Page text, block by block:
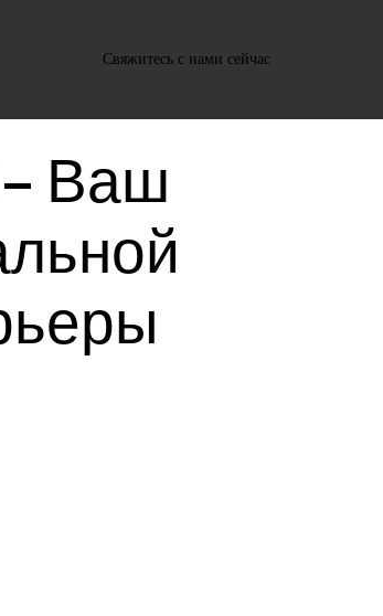
Свяжитесь с нами сейчас
– Ваш